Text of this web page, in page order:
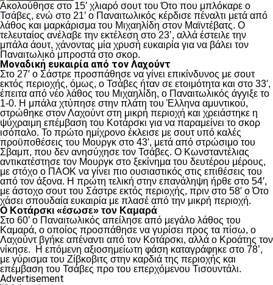
Ακολούθησε στο 15′ χλιαρό σουτ του Ότο που μπλόκαρε ο
Τσάβες, ενώ στο 21’ ο Παναιτωλικός κέρδισε πέναλτι μετά από
λάθος και μαρκάρισμα του Μιχαηλίδη στον Μαϊντέβατς. Ο
τελευταίος ανέλαβε την εκτέλεση στο 23’, αλλά έστειλε την
μπάλα άουτ, χάνοντας μία χρυσή ευκαιρία για να βάλει τον
Παναιτωλικό μπροστά στο σκορ.
Μοναδική ευκαιρία από τον Λαχούντ
Στο 27′ ο Σάστρε προσπάθησε να γίνει επικίνδυνος με σουτ
εκτός περιοχής, όμως, ο Τσάβες ήταν σε ετοιμότητα και στο 33′,
έπειτα από νέο λάθος του Μιχαηλίδη, ο Παναιτωλικός άγγιξε το
1-0. Η μπάλα χτύπησε στην πλάτη του Έλληνα αμυντικού,
στρώθηκε στον Λαχούντ στη μικρή περιοχή και χρειάστηκε η
ψύχραιμη επέμβαση του Κοτάρσκι για να παραμείνει το σκορ
ισόπαλο. Το πρώτο ημίχρονο έκλεισε με σουτ υπό καλές
προϋποθέσεις του Μουργκ στο 43′, μετά από στρώσιμο του
Σβαμπ, που δεν ανησύχησε τον Τσάβες. Ο Κωνσταντέλιας
αντικατέστησε τον Μουργκ στο ξεκίνημα του δευτέρου μέρους,
με στόχο ο ΠΑΟΚ να γίνει πιο ουσιαστικός στις επιθέσεις του
από τον άξονα. Η πρώτη τελική στην επανάληψη ήρθε στο 54′,
με άστοχο σουτ του Σάστρε εκτός περιοχής, πριν στο 58′ ο Ότο
χάσει σπουδαία ευκαιρία με πλασέ από την μικρή περιοχή.
Ο Κοτάρσκι «έσωσε» τον Καμαρά
Στο 60’ ο Παναιτωλικός απείλησε από μεγάλο λάθος του
Καμαρά, ο οποίος προσπάθησε να γυρίσει προς τα πίσω, ο
Λαχούντ βγήκε απέναντι από τον Κοτάρσκι, αλλά ο Κροάτης τον
νίκησε. Η επόμενη αξιοσημείωτη φάση καταγράφηκε στο 78’,
με γύρισμα του Ζίβκοβιτς στην καρδιά της περιοχής και
επέμβαση του Τσάβες προ του επερχόμενου Τισουντάλι.
Advertisement